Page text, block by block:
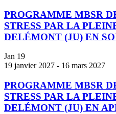
PROGRAMME MBSR
STRESS PAR LA
DELÉMONT (JU) EN
Jan 19
19 janvier 2027 - 16 mars 2027
PROGRAMME MBSR
STRESS PAR LA
DELÉMONT (JU) EN